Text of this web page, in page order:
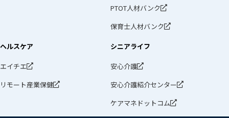
PTOT人材バンク
保育士人材バンク
ヘルスケア
エイチエ
リモート産業保健
シニアライフ
安心介護
安心介護紹介センター
ケアマネドットコム